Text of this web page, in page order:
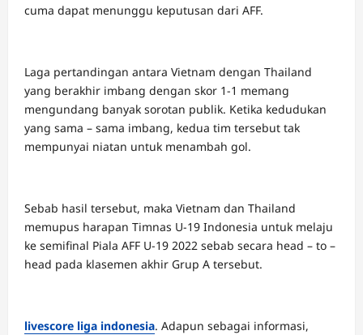
cuma dapat menunggu keputusan dari AFF.
Laga pertandingan antara Vietnam dengan Thailand
yang berakhir imbang dengan skor 1-1 memang
mengundang banyak sorotan publik. Ketika kedudukan
yang sama – sama imbang, kedua tim tersebut tak
mempunyai niatan untuk menambah gol.
Sebab hasil tersebut, maka Vietnam dan Thailand
memupus harapan Timnas U-19 Indonesia untuk melaju
ke semifinal Piala AFF U-19 2022 sebab secara head – to –
head pada klasemen akhir Grup A tersebut.
livescore liga indonesia. Adapun sebagai informasi,